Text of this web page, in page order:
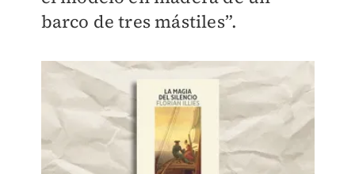
barco de tres mástiles”.